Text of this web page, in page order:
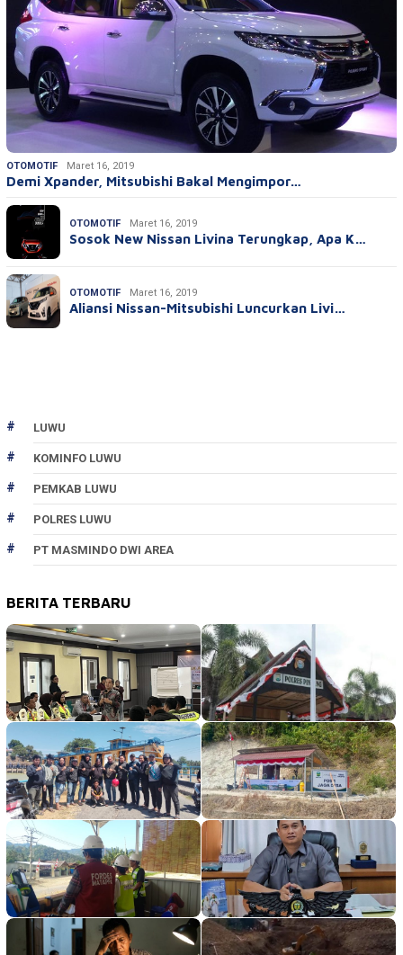
OTOMOTIF Maret 16, 2019
Demi Xpander, Mitsubishi Bakal Mengimpor…
OTOMOTIF Maret 16, 2019
Sosok New Nissan Livina Terungkap, Apa K…
OTOMOTIF Maret 16, 2019
Aliansi Nissan-Mitsubishi Luncurkan Livi…
LUWU
KOMINFO LUWU
PEMKAB LUWU
POLRES LUWU
PT MASMINDO DWI AREA
BERITA TERBARU